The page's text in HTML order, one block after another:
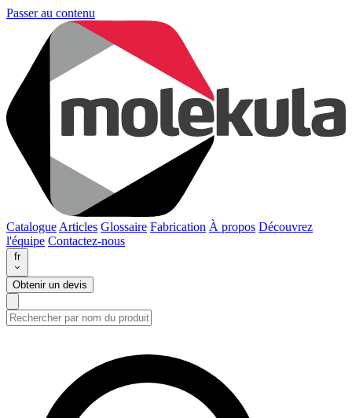
Passer au contenu
Catalogue Articles Glossaire Fabrication À propos Découvrez
l'équipe Contactez-nous
fr
Obtenir un devis